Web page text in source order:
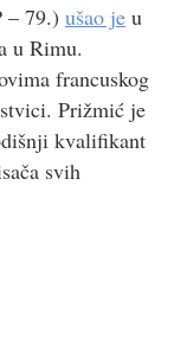
– 79.) ušao je u
u Rimu.
francuskog
Prižmić je
kvalifikant
svih